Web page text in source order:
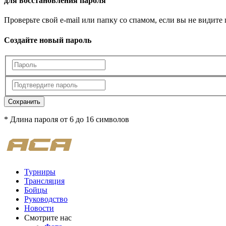
Проверьте свой e-mail или папку со спамом, если вы не видите
Создайте новый пароль
Сохранить
* Длина пароля от 6 до 16 символов
Турниры
Трансляция
Бойцы
Руководство
Новости
Смотрите нас